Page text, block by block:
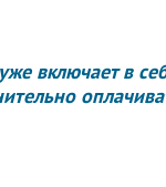
включает в